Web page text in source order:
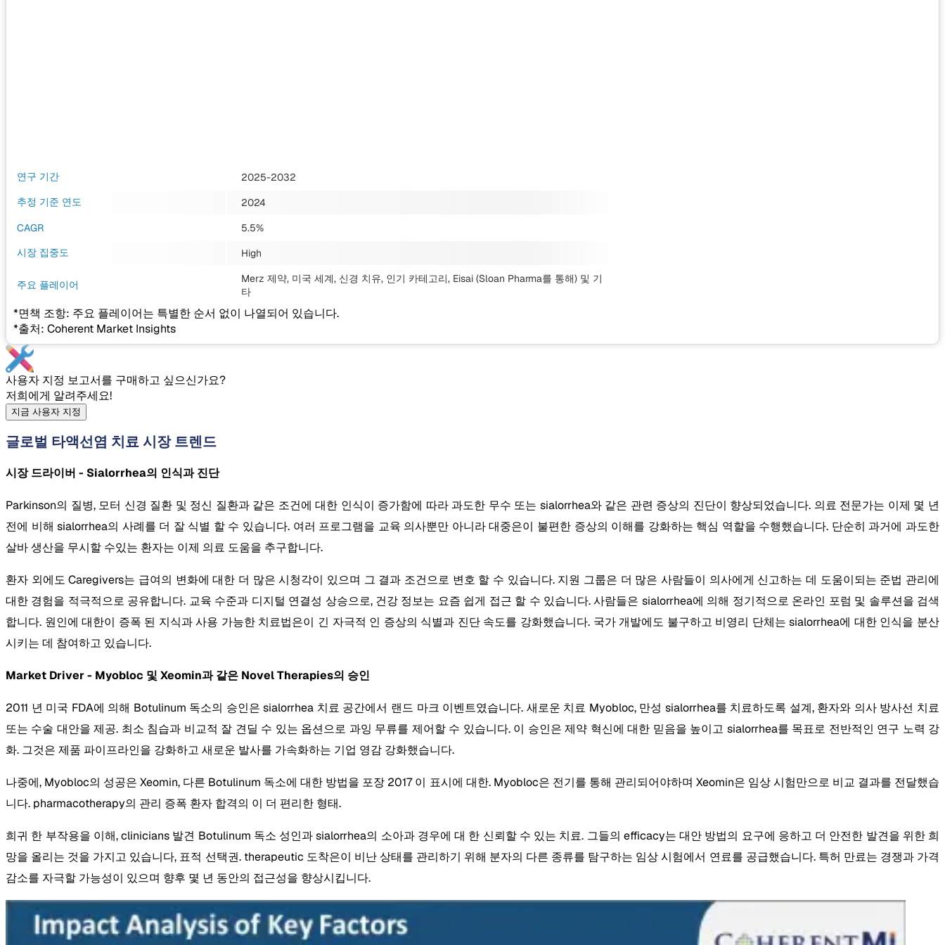
연구 기간
2025-2032
추정 기준 연도
2024
CAGR
5.5%
시장 집중도
High
주요 플레이어 Merz 제약, 미국 세계, 신경 치유, 인기 카테고리, Eisai (Sloan Pharma를 통해) 및 기
타
*면책 조항: 주요 플레이어는 특별한 순서 없이 나열되어 있습니다.
*출처: Coherent Market Insights
사용자 지정 보고서를 구매하고 싶으신가요?
저희에게 알려주세요!
지금 사용자 지정
글로벌 타액선염 치료 시장 트렌드
시장 드라이버 - Sialorrhea의 인식과 진단
Parkinson의 질병, 모터 신경 질환 및 정신 질환과 같은 조건에 대한 인식이 증가함에 따라 과도한 무수 또는 sialorrhea와 같은 관련 증상의 진단이 향상되었습니다. 의료 전문가는 이제 몇 년
전에 비해 sialorrhea의 사례를 더 잘 식별 할 수 있습니다. 여러 프로그램을 교육 의사뿐만 아니라 대중은이 불편한 증상의 이해를 강화하는 핵심 역할을 수행했습니다. 단순히 과거에 과도한
살바 생산을 무시할 수있는 환자는 이제 의료 도움을 추구합니다.
환자 외에도 Caregivers는 급여의 변화에 대한 더 많은 시청각이 있으며 그 결과 조건으로 변호 할 수 있습니다. 지원 그룹은 더 많은 사람들이 의사에게 신고하는 데 도움이되는 준법 관리에
대한 경험을 적극적으로 공유합니다. 교육 수준과 디지털 연결성 상승으로, 건강 정보는 요즘 쉽게 접근 할 수 있습니다. 사람들은 sialorrhea에 의해 정기적으로 온라인 포럼 및 솔루션을 검색
합니다. 원인에 대한이 증폭 된 지식과 사용 가능한 치료법은이 긴 자극적 인 증상의 식별과 진단 속도를 강화했습니다. 국가 개발에도 불구하고 비영리 단체는 sialorrhea에 대한 인식을 분산
시키는 데 참여하고 있습니다.
Market Driver - Myobloc 및 Xeomin과 같은 Novel Therapies의 승인
2011 년 미국 FDA에 의해 Botulinum 독소의 승인은 sialorrhea 치료 공간에서 랜드 마크 이벤트였습니다. 새로운 치료 Myobloc, 만성 sialorrhea를 치료하도록 설계, 환자와 의사 방사선 치료
또는 수술 대안을 제공. 최소 침습과 비교적 잘 견딜 수 있는 옵션으로 과잉 무류를 제어할 수 있습니다. 이 승인은 제약 혁신에 대한 믿음을 높이고 sialorrhea를 목표로 전반적인 연구 노력 강
화. 그것은 제품 파이프라인을 강화하고 새로운 발사를 가속화하는 기업 영감 강화했습니다.
나중에, Myobloc의 성공은 Xeomin, 다른 Botulinum 독소에 대한 방법을 포장 2017 이 표시에 대한. Myobloc은 전기를 통해 관리되어야하며 Xeomin은 임상 시험만으로 비교 결과를 전달했습
니다. pharmacotherapy의 관리 증폭 환자 합격의 이 더 편리한 형태.
희귀 한 부작용을 이해, clinicians 발견 Botulinum 독소 성인과 sialorrhea의 소아과 경우에 대 한 신뢰할 수 있는 치료. 그들의 efficacy는 대안 방법의 요구에 응하고 더 안전한 발견을 위한 희
망을 올리는 것을 가지고 있습니다, 표적 선택권. therapeutic 도착은이 비난 상태를 관리하기 위해 분자의 다른 종류를 탐구하는 임상 시험에서 연료를 공급했습니다. 특허 만료는 경쟁과 가격
감소를 자극할 가능성이 있으며 향후 몇 년 동안의 접근성을 향상시킵니다.